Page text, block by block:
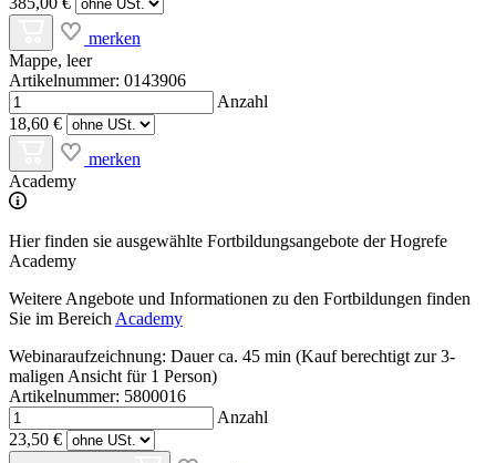
merken
Mappe, leer
Artikelnummer: 0143906
Anzahl
18,60 €
merken
Academy
Hier finden sie ausgewählte Fortbildungsangebote der Hogrefe
Academy
Weitere Angebote und Informationen zu den Fortbildungen finden
Sie im Bereich Academy
Webinaraufzeichnung: Dauer ca. 45 min (Kauf berechtigt zur 3-
maligen Ansicht für 1 Person)
Artikelnummer: 5800016
Anzahl
23,50 €